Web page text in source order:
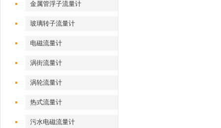
金属管浮子流量计
玻璃转子流量计
电磁流量计
涡街流量计
涡轮流量计
热式流量计
污水电磁流量计